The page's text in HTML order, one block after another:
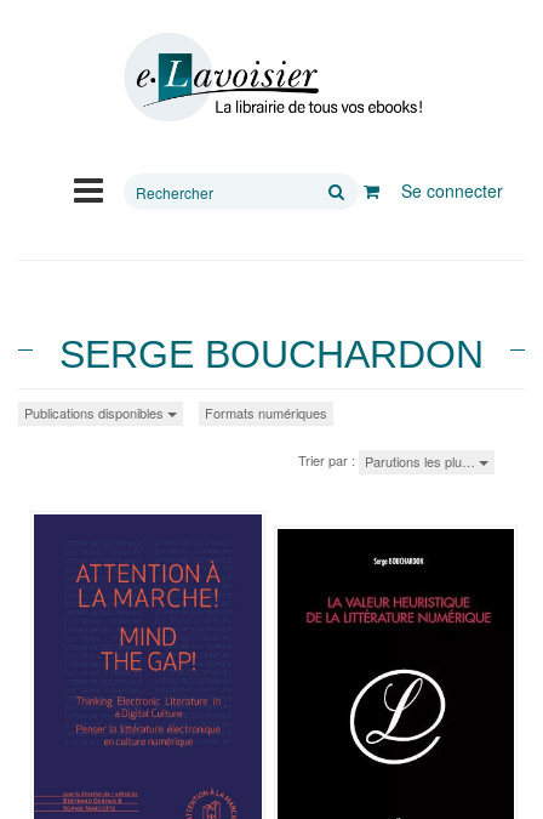
Rechercher
Se connecter
SERGE BOUCHARDON
Publications disponibles Formats numériques
Trier par : Parutions les plu…